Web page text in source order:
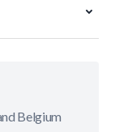
Belgium